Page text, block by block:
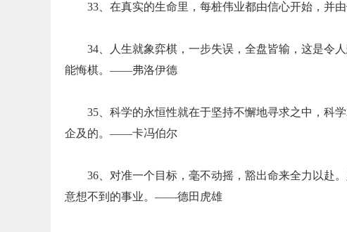
33、在真实的生命里，每桩伟业都由信心开始，并
34、人生就象弈棋，一步失误，全盘皆输，这是令
能悔棋。——弗洛伊德
35、科学的永恒性就在于坚持不懈地寻求之中，科
企及的。——卡冯伯尔
36、对准一个目标，毫不动摇，豁出命来全力以赴
意想不到的事业。——德田虎雄